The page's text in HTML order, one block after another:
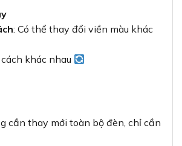
: Có thể thay đổi viền màu khác
khác nhau
cần thay mới toàn bộ đèn, chỉ cần